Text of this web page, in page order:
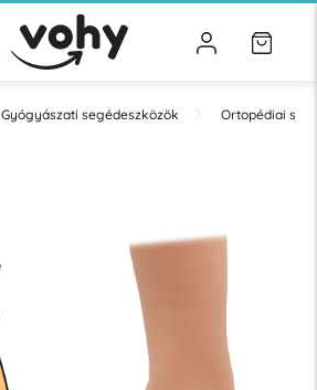
Gyógyászati segédeszközök Ortopédiai